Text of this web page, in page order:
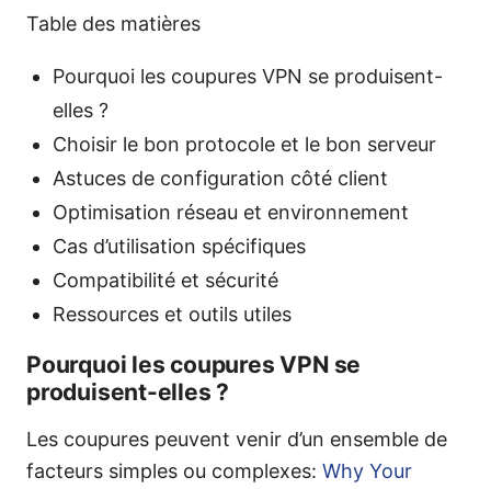
Table des matières
Pourquoi les coupures VPN se produisent-
elles ?
Choisir le bon protocole et le bon serveur
Astuces de configuration côté client
Optimisation réseau et environnement
Cas d’utilisation spécifiques
Compatibilité et sécurité
Ressources et outils utiles
Pourquoi les coupures VPN se
produisent-elles ?
Les coupures peuvent venir d’un ensemble de
facteurs simples ou complexes: Why Your